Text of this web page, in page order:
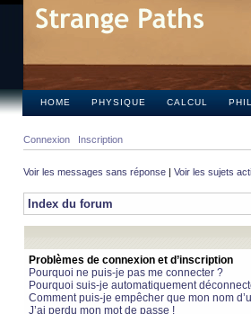
HOME PHYSIQUE CALCUL
Connexion Inscription
Voir les messages sans réponse | Voir les sujets
Index du forum
Problèmes de connexion et d’inscription
Pourquoi ne puis-je pas me connecter ?
Pourquoi suis-je automatiquement
Comment puis-je empêcher que mon nom
J’ai perdu mon mot de passe !